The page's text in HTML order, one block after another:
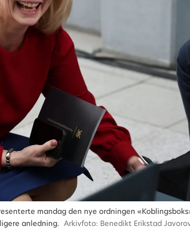
mandag den nye ordningen
anledning. Arkivfoto: Benedikt Erikstad